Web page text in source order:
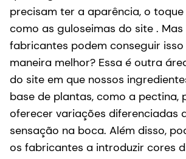
precisam ter a aparência, o toque
como as guloseimas do site .
fabricantes podem conseguir isso
maneira melhor? Essa é outra
do site em que nossos
base de plantas, como a pectina,
oferecer variações diferenciadas
sensação na boca. Além disso,
os fabricantes a introduzir cores